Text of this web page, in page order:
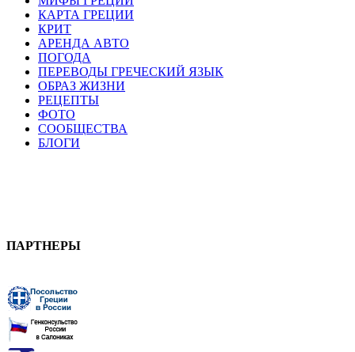
КАРТА ГРЕЦИИ
КРИТ
АРЕНДА АВТО
ПОГОДА
ПЕРЕВОДЫ ГРЕЧЕСКИЙ ЯЗЫК
ОБРАЗ ЖИЗНИ
РЕЦЕПТЫ
ФОТО
СООБЩЕСТВА
БЛОГИ
ПАРТНЕРЫ